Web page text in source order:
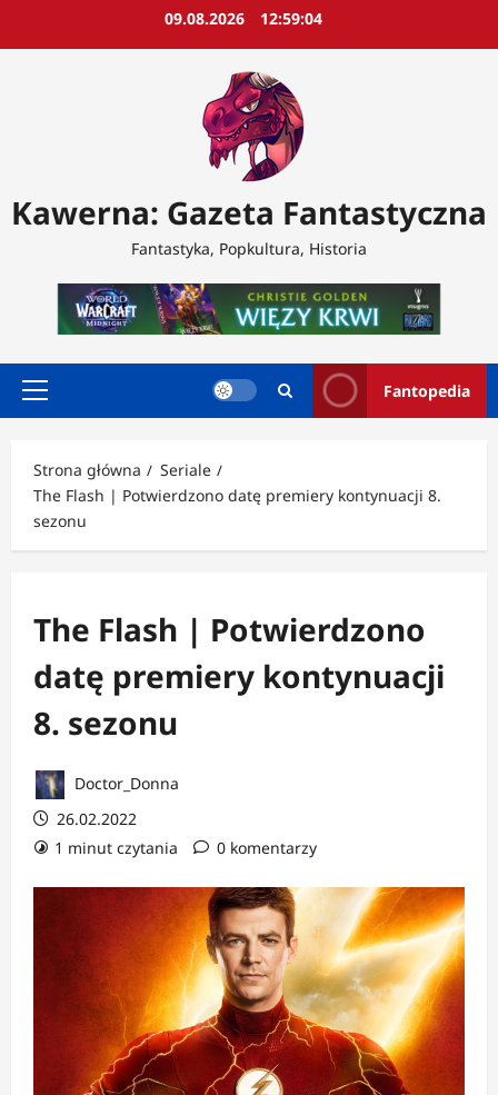
09.08.2026 12:59:06
Kawerna: Gazeta Fantastyczna
Fantastyka, Popkultura, Historia
Menu
Fantopedia
Strona główna
Seriale
The Flash | Potwierdzono datę premiery kontynuacji 8.
sezonu
The Flash | Potwierdzono
datę premiery kontynuacji
8. sezonu
Doctor_Donna
26.02.2022
1 minut czytania
0 komentarzy